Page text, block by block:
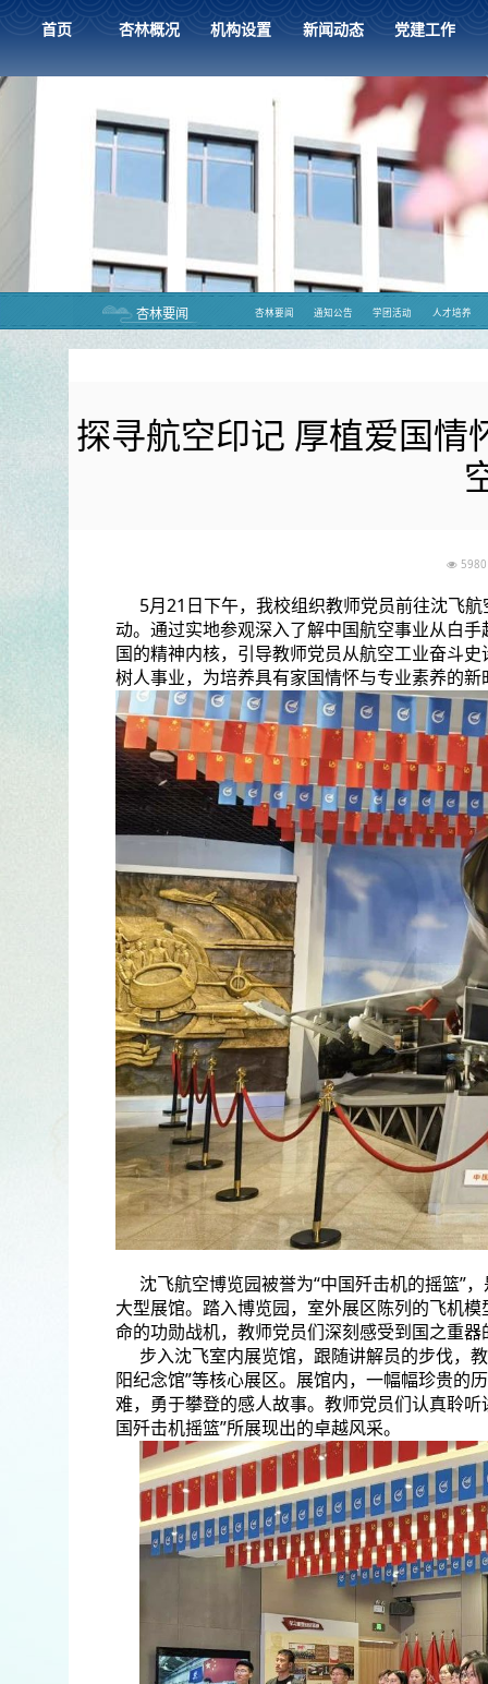
首页 杏林概况 机构设置 新闻动态 党建工作
杏林要闻 杏林要闻 通知公告 学团活动 人才培养
探寻航空印记 厚植爱国
5月21日下午，我校组织教师党员前往沈飞
动。通过实地参观深入了解中国航空事业从白
国的精神内核，引导教师党员从航空工业奋斗
树人事业，为培养具有家国情怀与专业素养的
沈飞航空博览园被誉为“中国歼击机的摇篮”
大型展馆。踏入博览园，室外展区陈列的飞机
命的功勋战机，教师党员们深刻感受到国之重
步入沈飞室内展览馆，跟随讲解员的步伐，
阳纪念馆”等核心展区。展馆内，一幅幅珍贵的
难，勇于攀登的感人故事。教师党员们认真聆
国歼击机摇篮”所展现出的卓越风采。